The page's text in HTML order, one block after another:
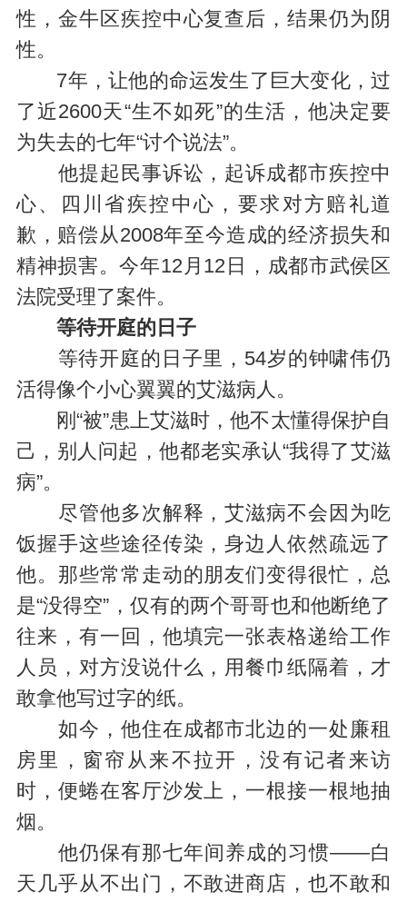
性，金牛区疾控中心复查后，结果仍为阴
性。
7年，让他的命运发生了巨大变化，过
了近2600天“生不如死”的生活，他决定要
为失去的七年“讨个说法”。
他提起民事诉讼，起诉成都市疾控中
心、四川省疾控中心，要求对方赔礼道
歉，赔偿从2008年至今造成的经济损失和
精神损害。今年12月12日，成都市武侯区
法院受理了案件。
等待开庭的日子
等待开庭的日子里，54岁的钟啸伟仍
活得像个小心翼翼的艾滋病人。
刚“被”患上艾滋时，他不太懂得保护自
己，别人问起，他都老实承认“我得了艾滋
病”。
尽管他多次解释，艾滋病不会因为吃
饭握手这些途径传染，身边人依然疏远了
他。那些常常走动的朋友们变得很忙，总
是“没得空”，仅有的两个哥哥也和他断绝了
往来，有一回，他填完一张表格递给工作
人员，对方没说什么，用餐巾纸隔着，才
敢拿他写过字的纸。
如今，他住在成都市北边的一处廉租
房里，窗帘从来不拉开，没有记者来访
时，便蜷在客厅沙发上，一根接一根地抽
烟。
他仍保有那七年间养成的习惯——白
天几乎从不出门，不敢进商店，也不敢和